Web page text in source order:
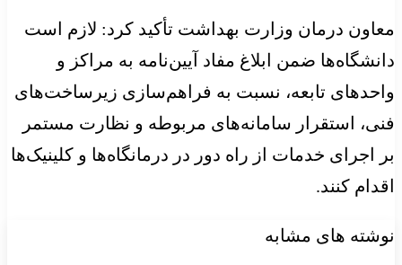
معاون درمان وزارت بهداشت تأکید کرد: لازم است
دانشگاه‌ها ضمن ابلاغ مفاد آیین‌نامه به مراکز و
واحدهای تابعه، نسبت به فراهم‌سازی زیرساخت‌های
فنی، استقرار سامانه‌های مربوطه و نظارت مستمر
بر اجرای خدمات از راه دور در درمانگاه‌ها و کلینیک‌ها
اقدام کنند.
نوشته های مشابه